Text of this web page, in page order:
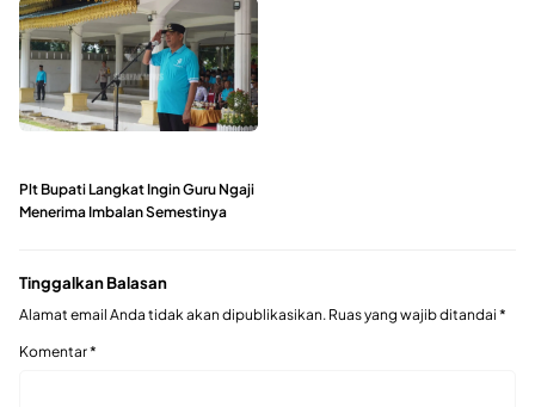
Plt Bupati Langkat Ingin Guru Ngaji
Menerima Imbalan Semestinya
Tinggalkan Balasan
Alamat email Anda tidak akan dipublikasikan. Ruas yang wajib ditandai *
Komentar*